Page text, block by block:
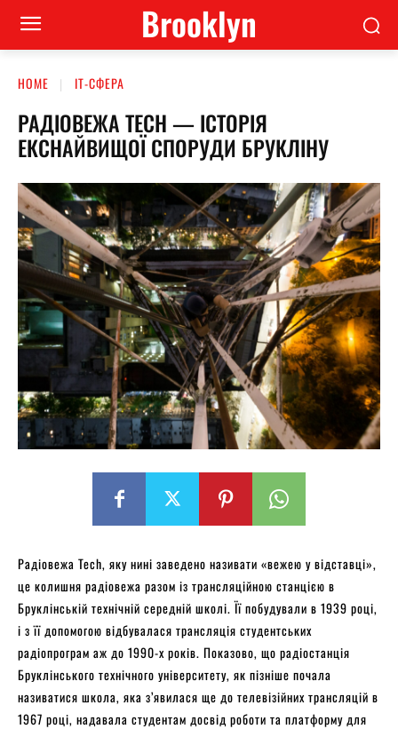
Brooklyn
HOME ІТ-СФЕРА
РАДІОВЕЖА TECH — ІСТОРІЯ
ЕКСНАЙВИЩОЇ СПОРУДИ БРУКЛІНУ
Радіовежа Tech, яку нині заведено називати «вежею у відставці»,
це колишня радіовежа разом із трансляційною станцією в
Бруклінській технічній середній школі. Її побудували в 1939 році,
і з її допомогою відбувалася трансляція студентських
радіопрограм аж до 1990-х років. Показово, що радіостанція
Бруклінського технічного університету, як пізніше почала
називатися школа, яка з’явилася ще до телевізійних трансляцій в
1967 році, надавала студентам досвід роботи та платформу для